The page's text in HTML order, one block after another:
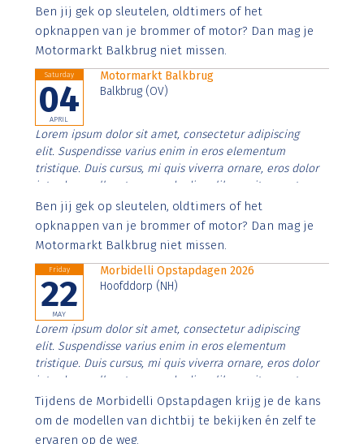
Aenean faucibus nibh et justo cursus id rutrum lorem
imperdiet. Nunc ut sem vitae risus tristique posuere.
Ben jij gek op sleutelen, oldtimers of het
opknappen van je brommer of motor? Dan mag je
Motormarkt Balkbrug niet missen.
Saturday
04
APRIL
Motormarkt Balkbrug
Balkbrug (OV)
Lorem ipsum dolor sit amet, consectetur adipiscing
elit. Suspendisse varius enim in eros elementum
tristique. Duis cursus, mi quis viverra ornare, eros dolor
interdum nulla, ut commodo diam libero vitae erat.
Aenean faucibus nibh et justo cursus id rutrum lorem
imperdiet. Nunc ut sem vitae risus tristique posuere.
Ben jij gek op sleutelen, oldtimers of het
opknappen van je brommer of motor? Dan mag je
Motormarkt Balkbrug niet missen.
Friday
22
MAY
Morbidelli Opstapdagen 2026
Hoofddorp (NH)
Lorem ipsum dolor sit amet, consectetur adipiscing
elit. Suspendisse varius enim in eros elementum
tristique. Duis cursus, mi quis viverra ornare, eros dolor
interdum nulla, ut commodo diam libero vitae erat.
Aenean faucibus nibh et justo cursus id rutrum lorem
imperdiet. Nunc ut sem vitae risus tristique posuere.
Tijdens de Morbidelli Opstapdagen krijg je de kans
om de modellen van dichtbij te bekijken én zelf te
ervaren op de weg.